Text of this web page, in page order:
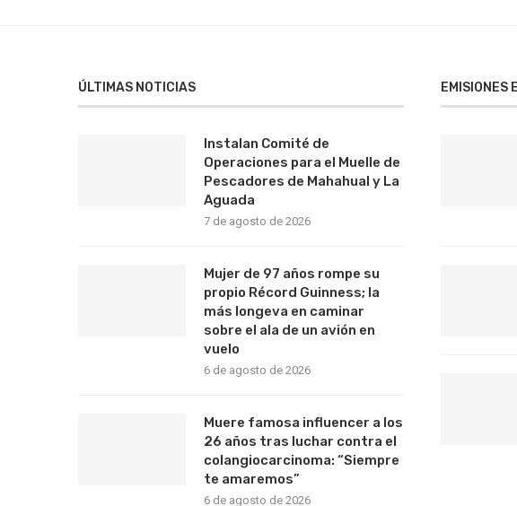
ÚLTIMAS NOTICIAS
Instalan Comité de
Operaciones para el Muelle de
Pescadores de Mahahual y La
Aguada
7 de agosto de 2026
Mujer de 97 años rompe su
propio Récord Guinness; la
más longeva en caminar
sobre el ala de un avión en
vuelo
6 de agosto de 2026
Muere famosa influencer a los
26 años tras luchar contra el
colangiocarcinoma: “Siempre
te amaremos”
6 de agosto de 2026
EMISIONES